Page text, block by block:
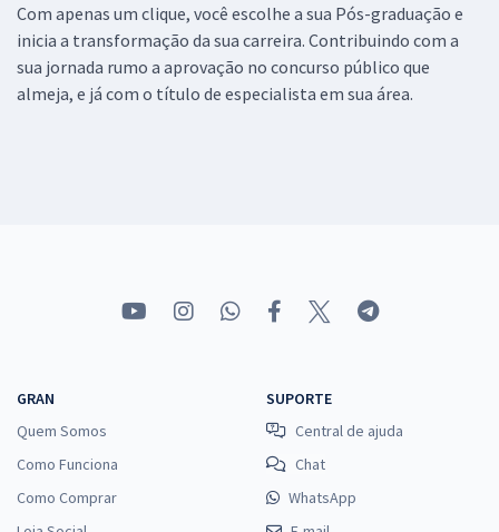
Com apenas um clique, você escolhe a sua Pós-graduação e
inicia a transformação da sua carreira. Contribuindo com a
sua jornada rumo a aprovação no concurso público que
almeja, e já com o título de especialista em sua área.
GRAN
Quem Somos
Como Funciona
Como Comprar
SUPORTE
Central de ajuda
Chat
WhatsApp